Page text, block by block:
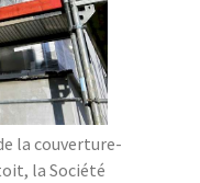
la couverture-
la Société